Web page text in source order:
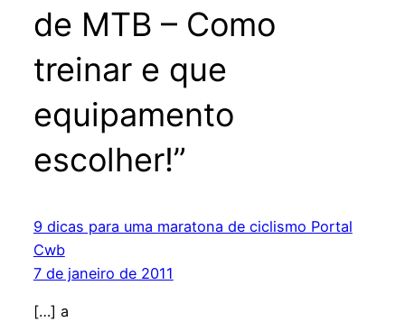
de MTB – Como
treinar e que
equipamento
escolher!”
9 dicas para uma maratona de ciclismo Portal
Cwb
7 de janeiro de 2011
[…] a